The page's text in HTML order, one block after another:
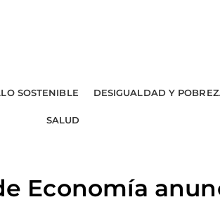
SOSTENIBLE DESIGUALDAD Y
SALUD
Economía